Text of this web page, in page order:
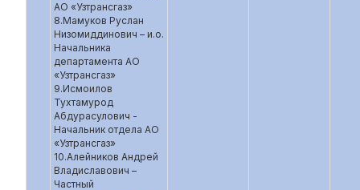
АО «Узтрансгаз»
8.Мамуков Руслан
Низомиддинович – и.о.
Начальника
департамента АО
«Узтрансгаз»
9.Исмоилов
Тухтамурод
Абдурасулович -
Начальник отдела АО
«Узтрансгаз»
10.Алейников Андрей
Владиславович –
Частный